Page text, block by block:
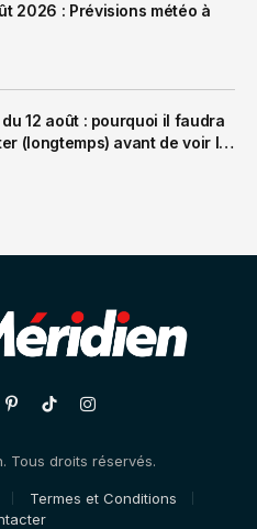
2026 : Prévisions météo à
12 août : pourquoi il faudra
(longtemps) avant de voir la
PinterestTikTokInstagram
Tous droits réservés.
Termes et Conditions